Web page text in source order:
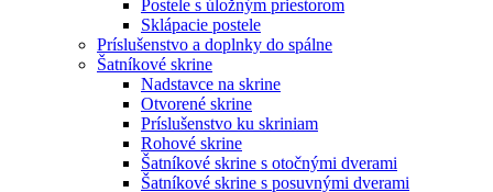
Postele s úložným priestorom
Sklápacie postele
Príslušenstvo a doplnky do spálne
Šatníkové skrine
Nadstavce na skrine
Otvorené skrine
Príslušenstvo ku skriniam
Rohové skrine
Šatníkové skrine s otočnými dverami
Šatníkové skrine s posuvnými dverami